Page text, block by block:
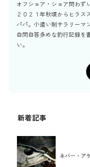
オフショア・ショア問わず
２０２１年秋頃からヒラス
パパ。小遣い制サラリーマ
自問自答多めな釣行記録を
い。
新着記事
ネバー・ア